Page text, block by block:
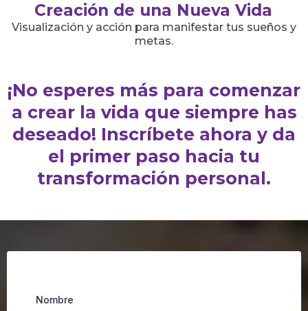
Creación de una Nueva Vida
Visualización y acción para manifestar tus sueños y
metas.
¡No esperes más para comenzar
a crear la vida que siempre has
deseado! Inscríbete ahora y da
el primer paso hacia tu
transformación personal.
Nombre